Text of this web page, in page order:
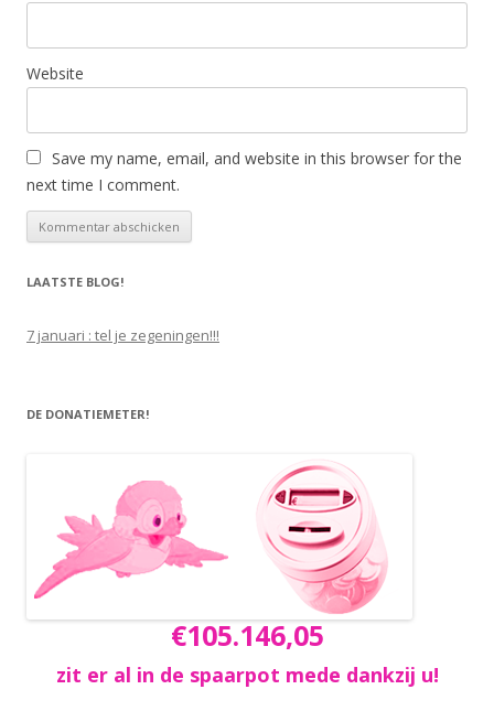
Website
Save my name, email, and website in this browser for the
next time I comment.
LAATSTE BLOG!
7 januari : tel je zegeningen!!!
DE DONATIEMETER!
€105.146,05
zit er al in de spaarpot mede dankzij u!